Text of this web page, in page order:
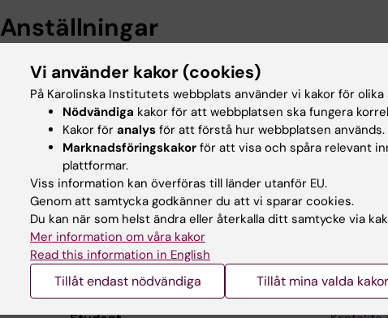
Anställningar
Forskningsbarnmorska, Kvinnors och barns hälsa,
Examina och utbildning
Medicine Kandidatexamen, Karolinska Institutet, 2008
Barnmorskeexamen, Karolinska Institutet, 2008
Vi använder kakor (cookies)
På Karolinska Institutets webbplats använder vi kakor för
Nödvändiga kakor för att webbplatsen ska fungera
Kakor för analys för att förstå hur webbplatsen används.
Marknadsföringskakor för att visa och spåra relevant
plattformar.
Viss information kan överföras till länder utanför EU.
Genom att samtycka godkänner du att vi sparar cookies.
Du kan när som helst ändra eller återkalla ditt samtycke via
Mer information om våra kakor
Read this information in English
Tillåt endast nödvändiga Tillåt mina valda kakor